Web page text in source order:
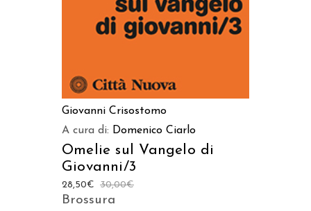
Giovanni Crisostomo
A cura di: Domenico Ciarlo
Omelie sul Vangelo di
Giovanni/3
30,00€
28,50€
Brossura